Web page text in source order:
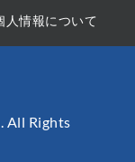
人情報について
All Rights